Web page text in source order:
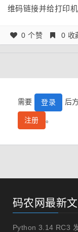
维码链接并给打印
0 个赞 0 收
需要 登录 后
注册 。
码农网最新
Python 3.14 RC3